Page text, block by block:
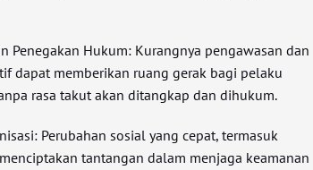
Penegakan Hukum: Kurangnya pengawasan dan
dapat memberikan ruang gerak bagi pelaku
rasa takut akan ditangkap dan dihukum.
Perubahan sosial yang cepat, termasuk
tantangan dalam menjaga keamanan